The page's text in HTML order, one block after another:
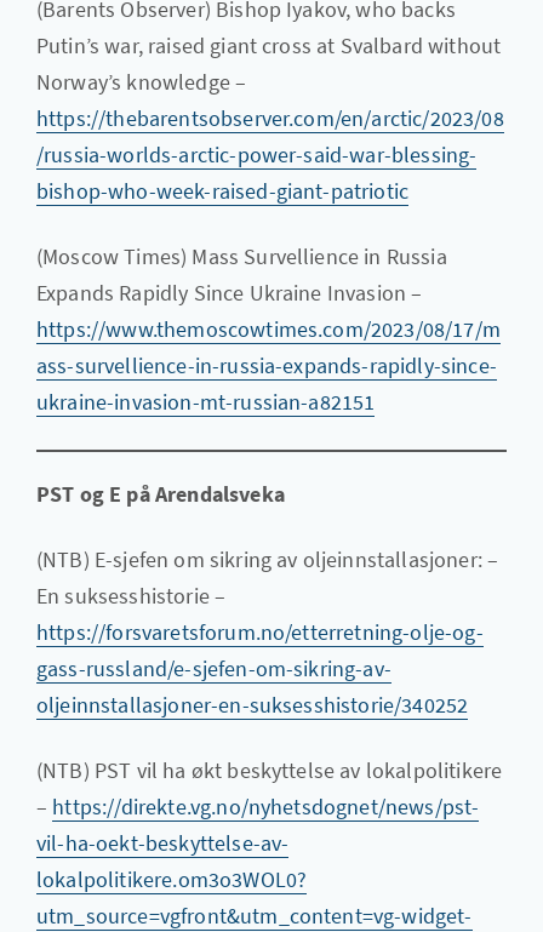
(Barents Observer) Bishop Iyakov, who backs
Putin’s war, raised giant cross at Svalbard without
Norway’s knowledge –
https://thebarentsobserver.com/en/arctic/2023/08
/russia-worlds-arctic-power-said-war-blessing-
bishop-who-week-raised-giant-patriotic
(Moscow Times) Mass Survellience in Russia
Expands Rapidly Since Ukraine Invasion –
https://www.themoscowtimes.com/2023/08/17/m
ass-survellience-in-russia-expands-rapidly-since-
ukraine-invasion-mt-russian-a82151
PST og E på Arendalsveka
(NTB) E-sjefen om sikring av oljeinnstallasjoner: –
En suksesshistorie –
https://forsvaretsforum.no/etterretning-olje-og-
gass-russland/e-sjefen-om-sikring-av-
oljeinnstallasjoner-en-suksesshistorie/340252
(NTB) PST vil ha økt beskyttelse av lokalpolitikere
– https://direkte.vg.no/nyhetsdognet/news/pst-
vil-ha-oekt-beskyttelse-av-
lokalpolitikere.om3o3WOL0?
utm_source=vgfront&utm_content=vg-widget-